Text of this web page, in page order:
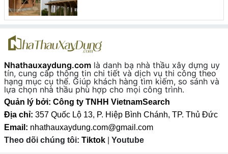
Nhathauxaydung.com là danh bạ nhà thầu xây dựng uy
tín, cung cấp thông tin chi tiết và dịch vụ thi công theo
hạng mục cụ thể. Giúp khách hàng tìm kiếm, so sánh và
lựa chọn nhà thầu phù hợp cho mọi công trình.
Quản lý bởi: Công ty TNHH VietnamSearch
Địa chỉ: 357 Quốc Lộ 13, P. Hiệp Bình Chánh, TP. Thủ Đức
Email: nhathauxaydung.com@gmail.com
Theo dõi chúng tôi: Tiktok Youtube